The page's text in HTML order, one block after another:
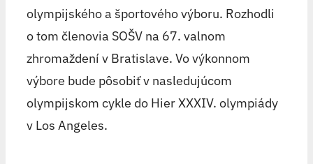
olympijského a športového výboru. Rozhodli
o tom členovia SOŠV na 67. valnom
zhromaždení v Bratislave. Vo výkonnom
výbore bude pôsobiť v nasledujúcom
olympijskom cykle do Hier XXXIV. olympiády
v Los Angeles.